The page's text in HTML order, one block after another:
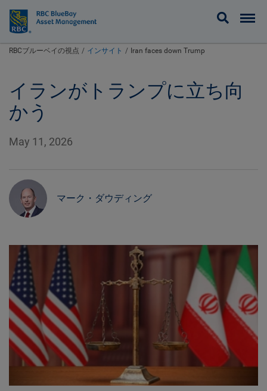
BlueBay
RBCブルーベイの視点 インサイト Iran faces down Trump
イランがトランプに立ち向
かう
May 11, 2026
マーク・ダウディング